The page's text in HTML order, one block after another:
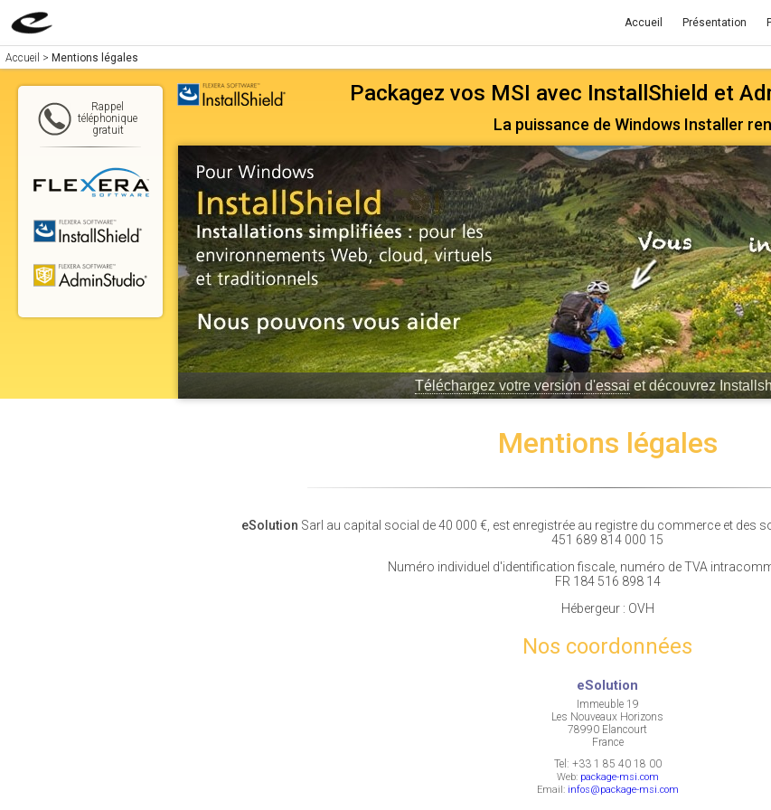
Accueil Présentation
Accueil > Mentions légales
Packagez vos MSI avec InstallShield et
La puissance de Windows Installer
Téléchargez votre version d'essaiet découvrez
Rappel
téléphonique
gratuit
Mentions légales
eSolution Sarl au capital social de 40 000 €, est enregistrée au registre du commerce et des
451 689 814 000 15
Numéro individuel d'identification fiscale, numéro de TVA
FR 184 516 898 14
Hébergeur : OVH
Nos coordonnées
eSolution
Immeuble 19
Les Nouveaux Horizons
78990 Elancourt
France
Tel: +33 1 85 40 18 00
Web: package-msi.com
Email: infos@package-msi.com